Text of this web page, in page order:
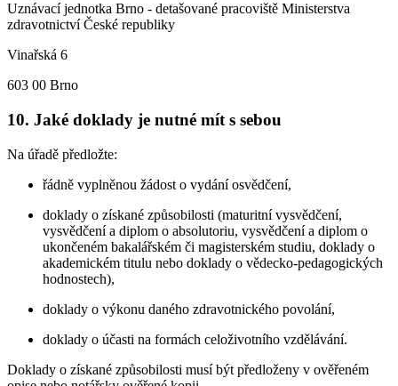
Uznávací jednotka Brno - detašované pracoviště Ministerstva
zdravotnictví České republiky
Vinařská 6
603 00 Brno
10. Jaké doklady je nutné mít s sebou
Na úřadě předložte:
řádně vyplněnou žádost o vydání osvědčení,
doklady o získané způsobilosti (maturitní vysvědčení,
vysvědčení a diplom o absolutoriu, vysvědčení a diplom o
ukončeném bakalářském či magisterském studiu, doklady o
akademickém titulu nebo doklady o vědecko-pedagogických
hodnostech),
doklady o výkonu daného zdravotnického povolání,
doklady o účasti na formách celoživotního vzdělávání.
Doklady o získané způsobilosti musí být předloženy v ověřeném